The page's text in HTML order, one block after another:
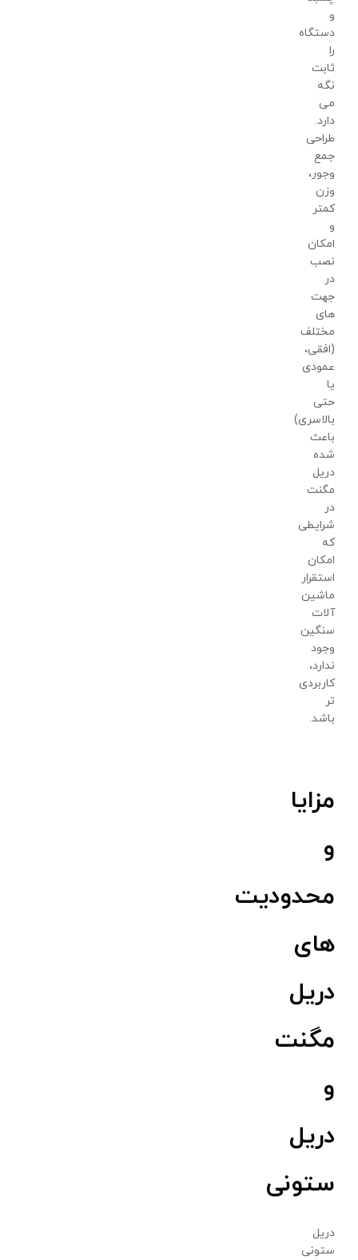
و
دستگاه
را
ثابت
نگه
می
دارد.
طراحی
جمع
وجور،
وزن
کمتر
و
امکان
نصب
در
جهت
های
مختلف
(افقی،
عمودی
یا
حتی
بالاسری)
باعث
شده
دریل
مگنت
در
شرایطی
که
امکان
استقرار
ماشین
آلات
سنگین
وجود
ندارد،
کاربردی
تر
باشد.
مزایا
و
محدودیت
های
دریل
مگنت
و
دریل
ستونی
دریل
ستونی